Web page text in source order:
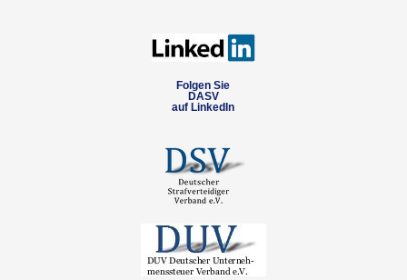
Folgen Sie
DASV
auf LinkedIn